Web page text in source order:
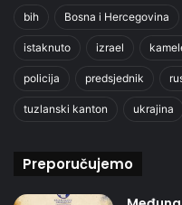
bih Bosna i Hercegovina
istaknuto izrael
policija predsjednik
tuzlanski kanton ukrajina
Preporučujemo